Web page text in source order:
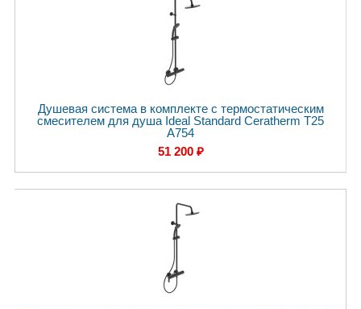
Душевая система в комплекте с термостатическим
смесителем для душа Ideal Standard Ceratherm T25
A754
51 200 ₽